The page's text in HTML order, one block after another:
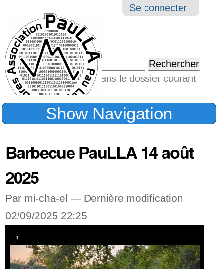
Outils
Se connecter
Chercher par
Seulement dans le dossier courant
Recherche
Show Navigation
Barbecue PauLLA 14 août
2025
Par mi-cha-el — Dernière modification
02/09/2025 22:25